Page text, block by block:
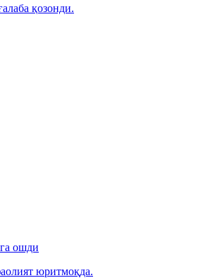
қозонди.
ошди
юритмоқда.